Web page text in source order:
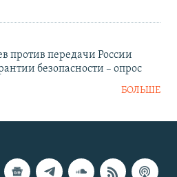
против передачи России
безопасности – опрос
БОЛЬШЕ